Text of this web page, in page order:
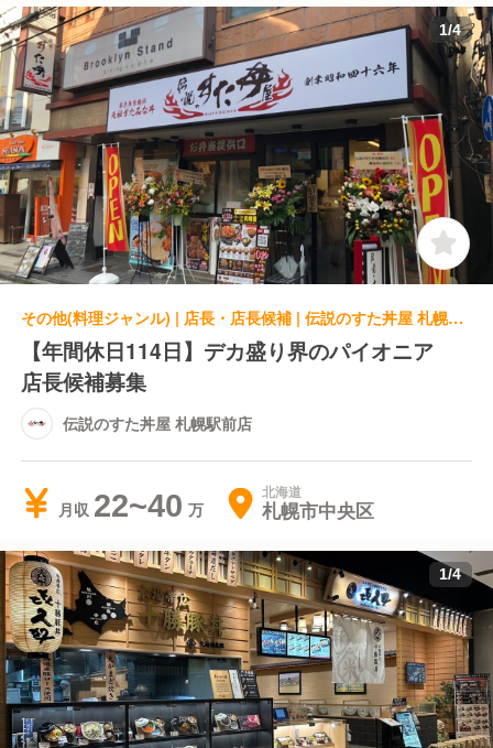
1/4
その他(料理ジャンル) | 店長・店長候補 | 伝説のすた丼屋 札幌駅前店
【年間休日114日】デカ盛り界のパイオニア
店長候補募集
伝説のすた丼屋 札幌駅前店
月収 22~40 北海道
札幌市中央区
1/4